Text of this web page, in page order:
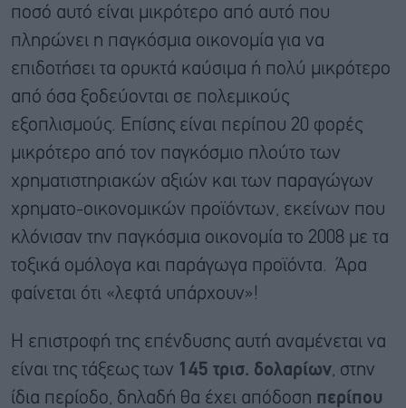
ποσό αυτό είναι μικρότερο από αυτό που
πληρώνει η παγκόσμια οικονομία για να
επιδοτήσει τα ορυκτά καύσιμα ή πολύ μικρότερο
από όσα ξοδεύονται σε πολεμικούς
εξοπλισμούς. Επίσης είναι περίπου 20 φορές
μικρότερο από τον παγκόσμιο πλούτο των
χρηματιστηριακών αξιών και των παραγώγων
χρηματο-οικονομικών προϊόντων, εκείνων που
κλόνισαν την παγκόσμια οικονομία το 2008 με τα
τοξικά ομόλογα και παράγωγα προϊόντα. Άρα
φαίνεται ότι «λεφτά υπάρχουν»!
Η επιστροφή της επένδυσης αυτή αναμένεται να
είναι της τάξεως των 145 τρισ. δολαρίων, στην
ίδια περίοδο, δηλαδή θα έχει απόδοση περίπου